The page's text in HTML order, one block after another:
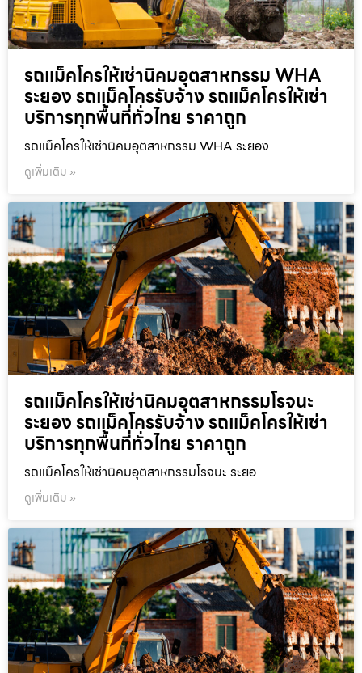
รถแม็คโครให้เช่านิคมอุตสาหกรรม WHA
ระยอง รถแม็คโครรับจ้าง รถแม็คโครให้เช่า
บริการทุกพื้นที่ทั่วไทย ราคาถูก
รถแม็คโครให้เช่านิคมอุตสาหกรรม WHA ระยอง
ดูเพิ่มเติม »
รถแม็คโครให้เช่านิคมอุตสาหกรรมโรจนะ
ระยอง รถแม็คโครรับจ้าง รถแม็คโครให้เช่า
บริการทุกพื้นที่ทั่วไทย ราคาถูก
รถแม็คโครให้เช่านิคมอุตสาหกรรมโรจนะ ระยอ
ดูเพิ่มเติม »